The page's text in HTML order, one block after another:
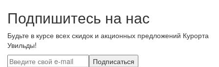
Подпишитесь на нас
Будьте в курсе всех скидок и акционных предложений Курорта
Увильды!